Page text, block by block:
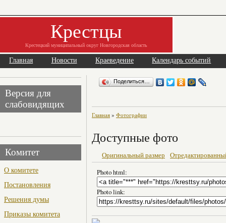
Крестцы
Крестецкий муниципальный округ Новгородская область
Главная Новости Краеведение Календарь событий
Версия для
слабовидящих
Комитет
О комитете
Постановления
Решения думы
Приказы комитета
Поделиться…
Главная » Фотографии
Доступные фото
Оригинальный размер
Photo html:
Photo link: